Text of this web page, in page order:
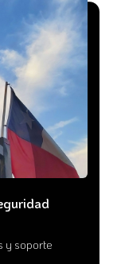
y soporte